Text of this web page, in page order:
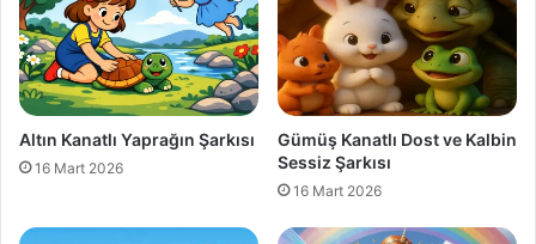
Altın Kanatlı Yaprağın Şarkısı
16 Mart 2026
Gümüş Kanatlı Dost ve Kalbin
Sessiz Şarkısı
16 Mart 2026